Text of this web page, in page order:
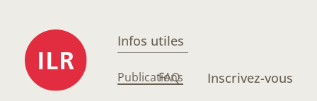
Infos utiles
Publications
FAQ Inscrivez-vous